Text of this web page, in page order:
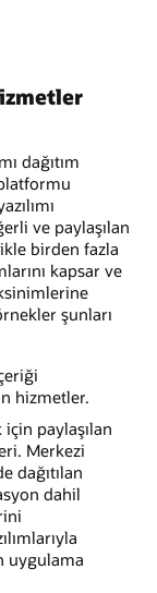
dağıtım
ve paylaşılan
birden fazla
kapsar ve
şunları
hizmetler.
için paylaşılan
Merkezi
dağıtılan
dahil
uygulama